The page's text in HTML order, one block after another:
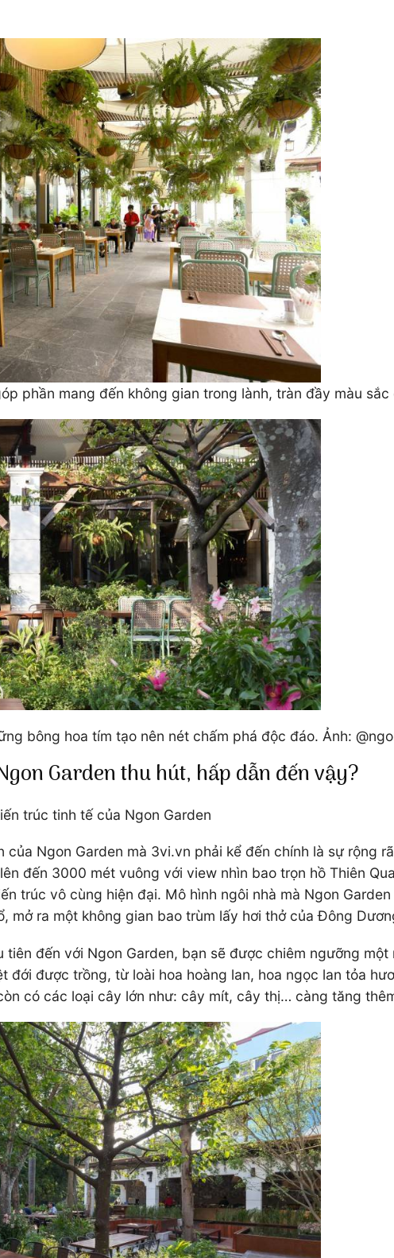
phần mang đến không gian trong lành, tràn đầy màu
bông hoa tím tạo nên nét chấm phá độc đáo. Ảnh:
Garden thu hút, hấp dẫn đến vậy?
trúc tinh tế của Ngon Garden
của Ngon Garden mà 3vi.vn phải kể đến chính là sự rộng
đến 3000 mét vuông với view nhìn bao trọn hồ Thiên
trúc vô cùng hiện đại. Mô hình ngôi nhà mà Ngon
mở ra một không gian bao trùm lấy hơi thở của Đông
đến với Ngon Garden, bạn sẽ được chiêm ngưỡng
đới được trồng, từ loài hoa hoàng lan, hoa ngọc lan tỏa
có các loại cây lớn như: cây mít, cây thị… càng tăng